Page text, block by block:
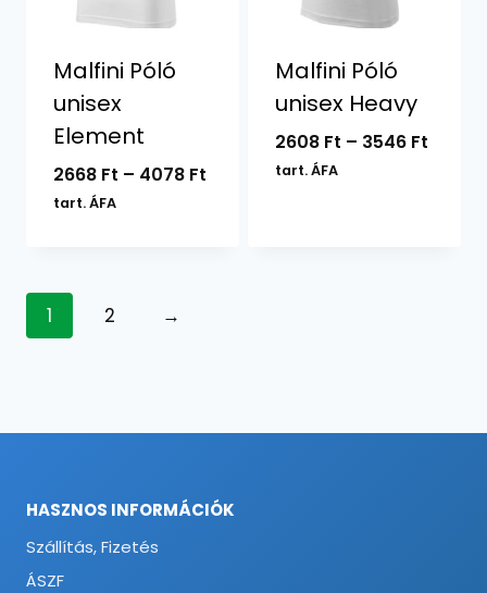
Malfini Póló
unisex
Element
2668 Ft – 4078 FtÁrtartomány:
tart. ÁFA
Malfini Póló
unisex Heavy
2608 Ft – 3546 Ft
tart. ÁFA
1 2 →
HASZNOS INFORMÁCIÓK
Szállítás, Fizetés
ÁSZF